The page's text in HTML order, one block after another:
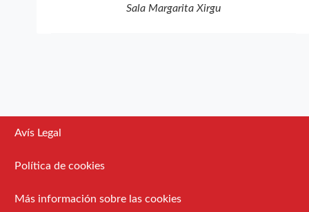
Sala Margarita Xirgu
Avís Legal
Política de cookies
Más información sobre las cookies